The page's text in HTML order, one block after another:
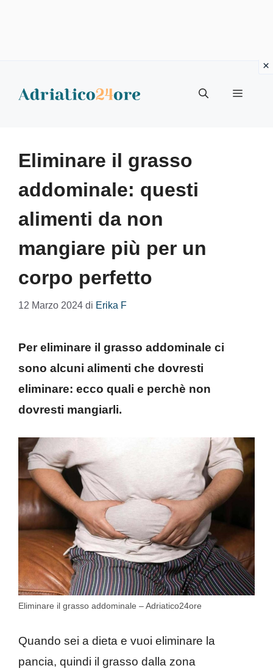
Menu
Eliminare il grasso
addominale: questi
alimenti da non
mangiare più per un
corpo perfetto
12 Marzo 2024 di Erika F
Per eliminare il grasso addominale ci
sono alcuni alimenti che dovresti
eliminare: ecco quali e perchè non
dovresti mangiarli.
Eliminare il grasso addominale – Adriatico24ore
Quando sei a dieta e vuoi eliminare la
pancia, quindi il grasso dalla zona